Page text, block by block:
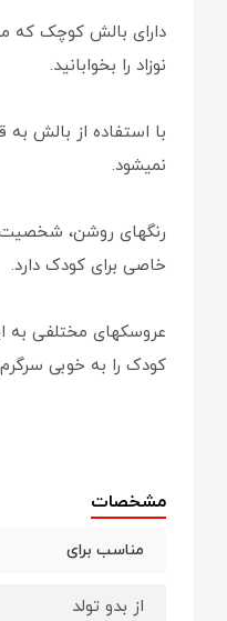
دارای بالش کوچک که
نوزاد را بخوابانید.
با استفاده از بالش
نمیشود.
رنگهای روشن،
خاصی برای کودک دارد.
عروسکهای مختلفی به
کودک را به خوبی
مشخصات
مناسب برای
از بدو تولد